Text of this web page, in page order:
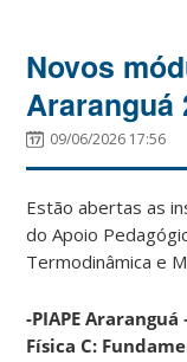
Novos
Araranguá
09/06/2026 17:56
Estão abertas as
do Apoio
Termodinâmica e
-PIAPE
Física C: